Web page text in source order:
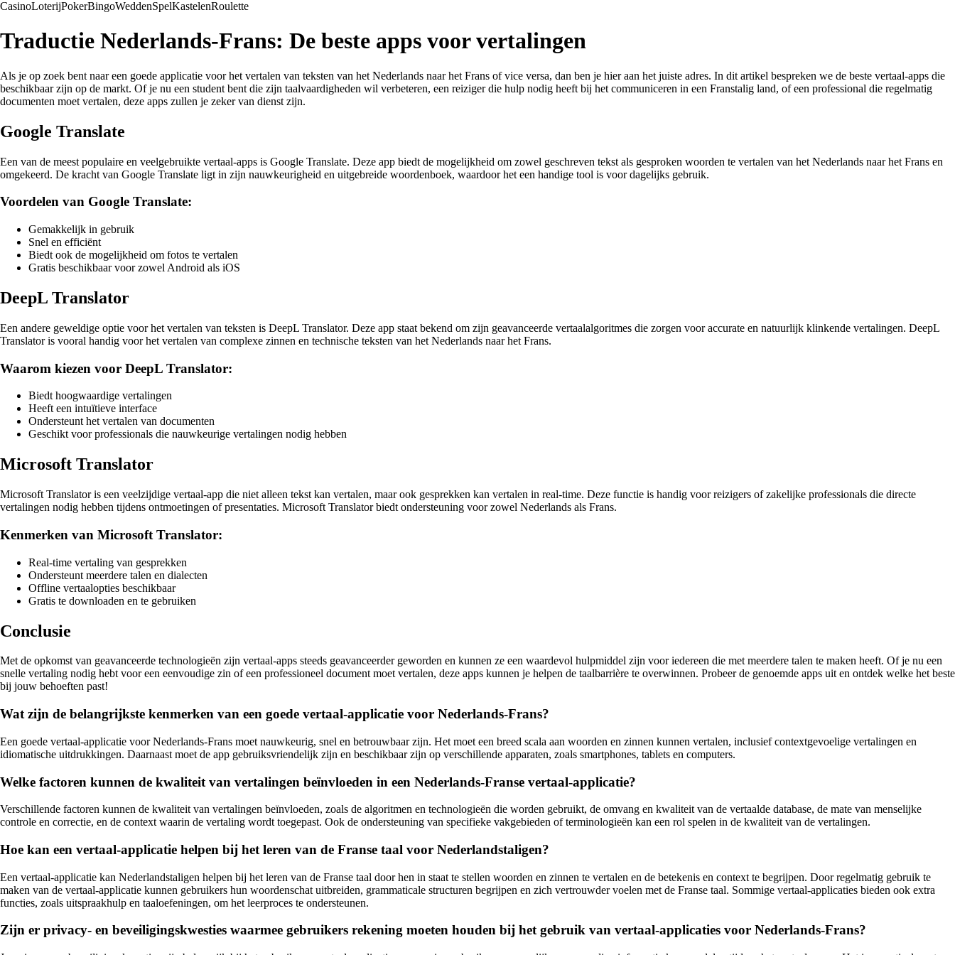
CasinoLoterijPokerBingoWeddenSpelKastelenRoulette
Traductie Nederlands-Frans: De beste apps voor vertalingen
Als je op zoek bent naar een goede applicatie voor het vertalen van teksten van het Nederlands naar het Frans of vice versa, dan ben je hier aan het juiste adres. In dit artikel bespreken we de beste vertaal-apps die
beschikbaar zijn op de markt. Of je nu een student bent die zijn taalvaardigheden wil verbeteren, een reiziger die hulp nodig heeft bij het communiceren in een Franstalig land, of een professional die regelmatig
documenten moet vertalen, deze apps zullen je zeker van dienst zijn.
Google Translate
Een van de meest populaire en veelgebruikte vertaal-apps is Google Translate. Deze app biedt de mogelijkheid om zowel geschreven tekst als gesproken woorden te vertalen van het Nederlands naar het Frans en
omgekeerd. De kracht van Google Translate ligt in zijn nauwkeurigheid en uitgebreide woordenboek, waardoor het een handige tool is voor dagelijks gebruik.
Voordelen van Google Translate:
Gemakkelijk in gebruik
Snel en efficiënt
Biedt ook de mogelijkheid om fotos te vertalen
Gratis beschikbaar voor zowel Android als iOS
DeepL Translator
Een andere geweldige optie voor het vertalen van teksten is DeepL Translator. Deze app staat bekend om zijn geavanceerde vertaalalgoritmes die zorgen voor accurate en natuurlijk klinkende vertalingen. DeepL
Translator is vooral handig voor het vertalen van complexe zinnen en technische teksten van het Nederlands naar het Frans.
Waarom kiezen voor DeepL Translator:
Biedt hoogwaardige vertalingen
Heeft een intuïtieve interface
Ondersteunt het vertalen van documenten
Geschikt voor professionals die nauwkeurige vertalingen nodig hebben
Microsoft Translator
Microsoft Translator is een veelzijdige vertaal-app die niet alleen tekst kan vertalen, maar ook gesprekken kan vertalen in real-time. Deze functie is handig voor reizigers of zakelijke professionals die directe
vertalingen nodig hebben tijdens ontmoetingen of presentaties. Microsoft Translator biedt ondersteuning voor zowel Nederlands als Frans.
Kenmerken van Microsoft Translator:
Real-time vertaling van gesprekken
Ondersteunt meerdere talen en dialecten
Offline vertaalopties beschikbaar
Gratis te downloaden en te gebruiken
Conclusie
Met de opkomst van geavanceerde technologieën zijn vertaal-apps steeds geavanceerder geworden en kunnen ze een waardevol hulpmiddel zijn voor iedereen die met meerdere talen te maken heeft. Of je nu een
snelle vertaling nodig hebt voor een eenvoudige zin of een professioneel document moet vertalen, deze apps kunnen je helpen de taalbarrière te overwinnen. Probeer de genoemde apps uit en ontdek welke het beste
bij jouw behoeften past!
Wat zijn de belangrijkste kenmerken van een goede vertaal-applicatie voor Nederlands-Frans?
Een goede vertaal-applicatie voor Nederlands-Frans moet nauwkeurig, snel en betrouwbaar zijn. Het moet een breed scala aan woorden en zinnen kunnen vertalen, inclusief contextgevoelige vertalingen en
idiomatische uitdrukkingen. Daarnaast moet de app gebruiksvriendelijk zijn en beschikbaar zijn op verschillende apparaten, zoals smartphones, tablets en computers.
Welke factoren kunnen de kwaliteit van vertalingen beïnvloeden in een Nederlands-Franse vertaal-applicatie?
Verschillende factoren kunnen de kwaliteit van vertalingen beïnvloeden, zoals de algoritmen en technologieën die worden gebruikt, de omvang en kwaliteit van de vertaalde database, de mate van menselijke
controle en correctie, en de context waarin de vertaling wordt toegepast. Ook de ondersteuning van specifieke vakgebieden of terminologieën kan een rol spelen in de kwaliteit van de vertalingen.
Hoe kan een vertaal-applicatie helpen bij het leren van de Franse taal voor Nederlandstaligen?
Een vertaal-applicatie kan Nederlandstaligen helpen bij het leren van de Franse taal door hen in staat te stellen woorden en zinnen te vertalen en de betekenis en context te begrijpen. Door regelmatig gebruik te
maken van de vertaal-applicatie kunnen gebruikers hun woordenschat uitbreiden, grammaticale structuren begrijpen en zich vertrouwder voelen met de Franse taal. Sommige vertaal-applicaties bieden ook extra
functies, zoals uitspraakhulp en taaloefeningen, om het leerproces te ondersteunen.
Zijn er privacy- en beveiligingskwesties waarmee gebruikers rekening moeten houden bij het gebruik van vertaal-applicaties voor Nederlands-Frans?